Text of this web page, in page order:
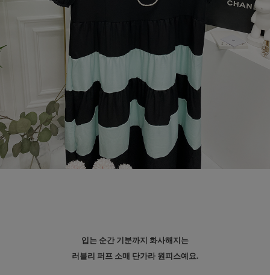
입는 순간 기분까지 화사해지는
러블리 퍼프 소매 단가라 원피스예요.